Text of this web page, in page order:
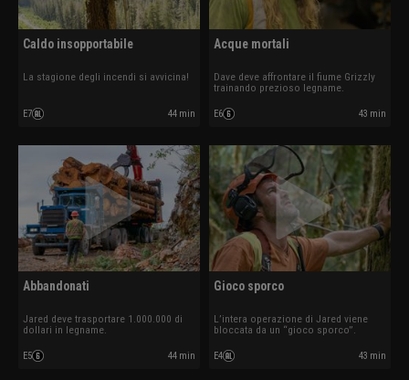
Caldo insopportabile
La stagione degli incendi si avvicina!
E7 44 min
Acque mortali
Dave deve affrontare il fiume Grizzly
trainando prezioso legname.
E6 43 min
Abbandonati
Jared deve trasportare 1.000.000 di
dollari in legname.
E5 44 min
Gioco sporco
L’intera operazione di Jared viene
bloccata da un “gioco sporco”.
E4 43 min